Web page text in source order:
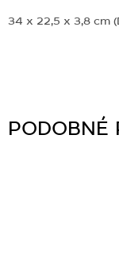
34 x 22,5 x 3,8 cm